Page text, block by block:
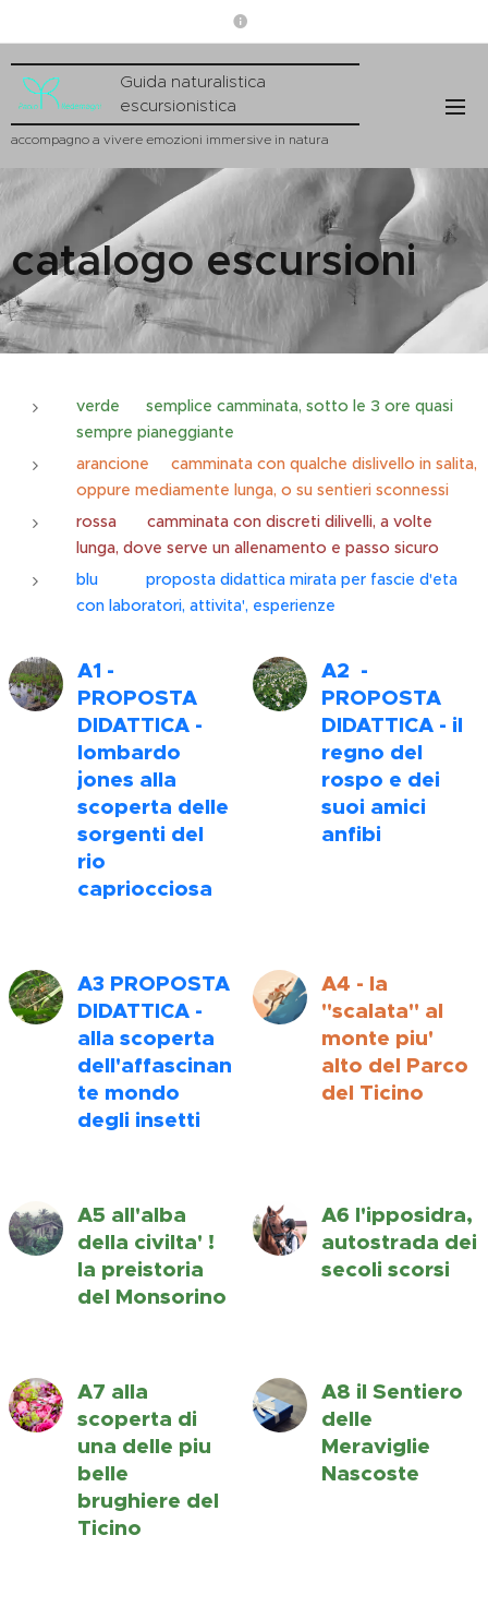
Guida naturalistica
escursionistica
accompagno a vivere emozioni immersive in natura
catalogo escursioni
verde semplice camminata, sotto le 3 ore quasi
sempre pianeggiante
arancione camminata con qualche dislivello in salita,
oppure mediamente lunga, o su sentieri sconnessi
rossa camminata con discreti dilivelli, a volte
lunga, dove serve un allenamento e passo sicuro
blu proposta didattica mirata per fascie d'eta
con laboratori, attivita', esperienze
A1 -
PROPOSTA
DIDATTICA -
lombardo
jones alla
scoperta delle
sorgenti del
rio
capriocciosa
A2 -
PROPOSTA
DIDATTICA - il
regno del
rospo e dei
suoi amici
anfibi
A3 PROPOSTA
DIDATTICA -
alla scoperta
dell'affascinan
te mondo
degli insetti
A4 - la
"scalata" al
monte piu'
alto del Parco
del Ticino
A5 all'alba
della civilta' !
la preistoria
del Monsorino
A6 l'ipposidra,
autostrada dei
secoli scorsi
A7 alla
scoperta di
una delle piu
belle
brughiere del
Ticino
A8 il Sentiero
delle
Meraviglie
Nascoste